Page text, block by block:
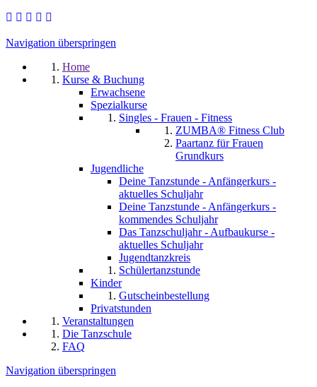
Navigation überspringen
Home
Kurse & Buchung
Erwachsene
Spezialkurse
Singles - Frauen - Fitness
ZUMBA® Fitness Club
Paartanz für Frauen
Grundkurs
Jugendliche
Deine Tanzstunde - Anfängerkurs -
aktuelles Schuljahr
Deine Tanzstunde - Anfängerkurs -
kommendes Schuljahr
Das Tanzschuljahr - Aufbaukurse -
aktuelles Schuljahr
Jugendtanzkreis
Schülertanzstunde
Kinder
Gutscheinbestellung
Privatstunden
Veranstaltungen
Die Tanzschule
FAQ
Navigation überspringen